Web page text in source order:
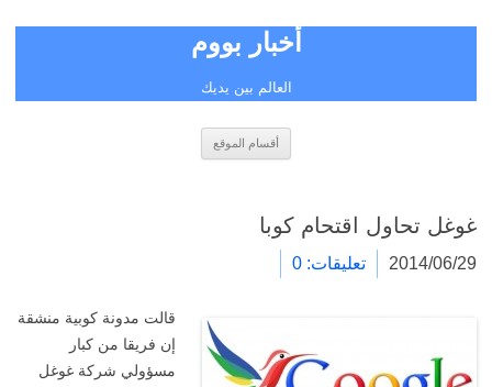
أخبار بووم
العالم بين يديك
أقسام الموقع
غوغل تحاول اقتحام كوبا
2014/06/29 تعليقات: 0
قالت مدونة كوبية منشقة
إن فريقا من كبار
مسؤولي شركة غوغل